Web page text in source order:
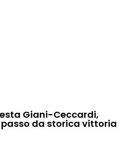
Giani-Ceccardi,
da storica vittoria